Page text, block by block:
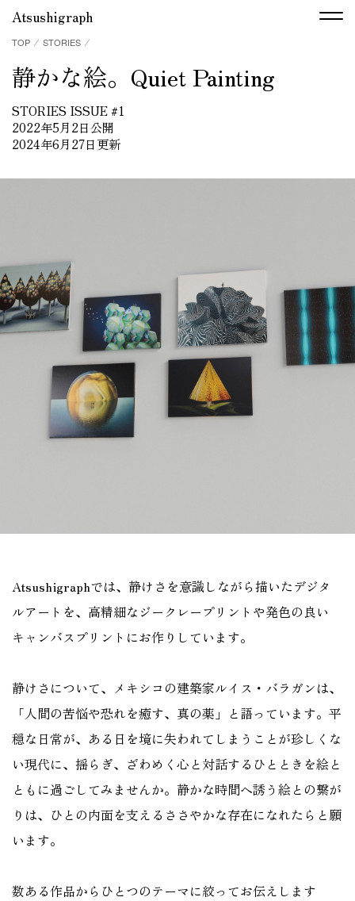
Atsushigraph
TOP ⁄ STORIES ⁄
静かな絵。Quiet Painting
STORIES ISSUE #1
2022年5月2日公開
2024年6月27日更新
Atsushigraphでは、静けさを意識しながら描いたデジタ
ルアートを、高精細なジークレープリントや発色の良い
キャンバスプリントにお作りしています。
静けさについて、メキシコの建築家ルイス・バラガンは、
「人間の苦悩や恐れを癒す、真の薬」と語っています。平
穏な日常が、ある日を境に失われてしまうことが珍しくな
い現代に、揺らぎ、ざわめく心と対話するひとときを絵と
ともに過ごしてみませんか。静かな時間へ誘う絵との繋が
りは、ひとの内面を支えるささやかな存在になれたらと願
います。
数ある作品からひとつのテーマに絞ってお伝えします